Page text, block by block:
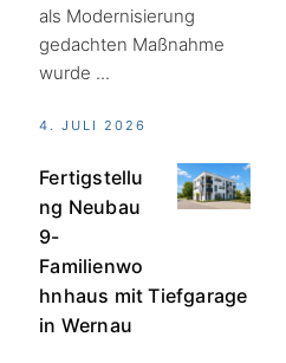
als Modernisierung
gedachten Maßnahme
wurde ...
4. JULI 2026
Fertigstellu
ng Neubau
9-
Familienwo
hnhaus mit Tiefgarage
in Wernau